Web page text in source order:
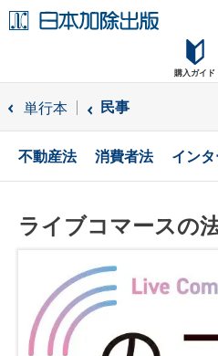
購入ガイド
購入ガイド
読者サポート
単行本 民事
不動産法 消費者法 イン
ライブコマースの